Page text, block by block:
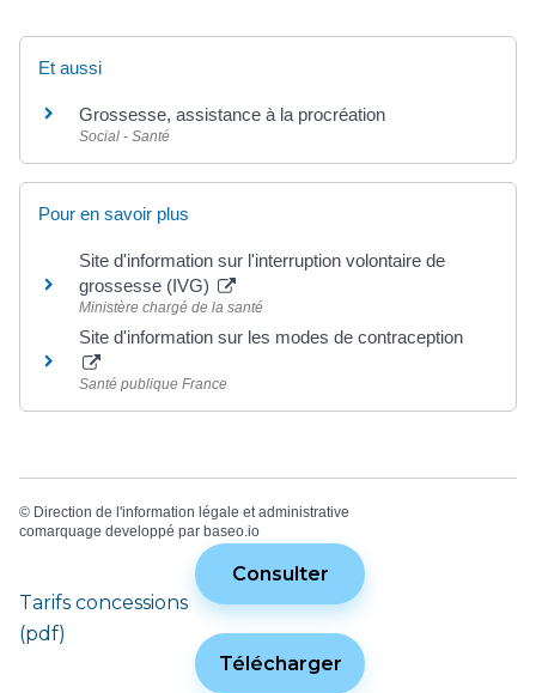
Et aussi
Grossesse, assistance à la procréation
Social - Santé
Pour en savoir plus
Site d'information sur l'interruption volontaire de
grossesse (IVG)
Ministère chargé de la santé
Site d'information sur les modes de contraception
Santé publique France
© Direction de l'information légale et administrative
comarquage developpé par baseo.io
Tarifs concessions
(pdf)
Consulter
Télécharger